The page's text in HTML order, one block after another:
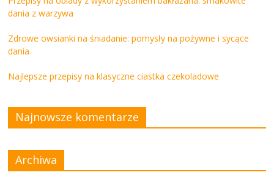
dania z warzywa
Zdrowe owsianki na śniadanie: pomysły na pożywne i sycące
dania
Najlepsze przepisy na klasyczne ciastka czekoladowe
Najnowsze komentarze
Archiwa